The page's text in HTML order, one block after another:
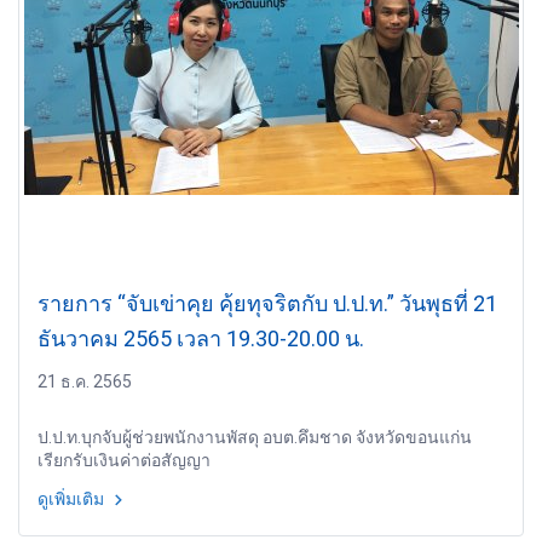
รายการ “จับเข่าคุย คุ้ยทุจริตกับ ป.ป.ท.” วันพุธที่ 21
ธันวาคม 2565 เวลา 19.30-20.00 น.
21 ธ.ค. 2565
ป.ป.ท.บุกจับผู้ช่วยพนักงานพัสดุ อบต.คึมชาด จังหวัดขอนแก่น
เรียกรับเงินค่าต่อสัญญา
ดูเพิ่มเติม